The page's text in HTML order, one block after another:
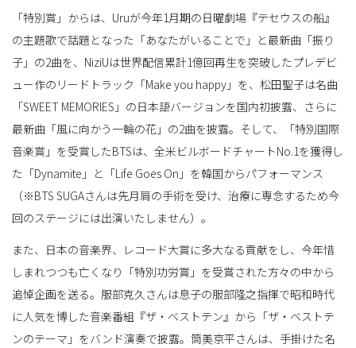
「特別賞」からは、Uruが今年1月期の日曜劇場『テセウスの船』
の主題歌で話題となった「あなたがいることで」と最新曲「振り
子」の2曲を、NiziUは世界配信累計1億回再生を突破したプレデビ
ュー作のリードトラック「Make you happy」を、松田聖子は名曲
「SWEET MEMORIES」の日本語バージョンを国内初披露、さらに
最新曲「風に向かう一輪の花」の2曲を披露。そして、「特別国際
音楽賞」を受賞したBTSは、全米ビルボードチャートNo.1を獲得し
た「Dynamite」と「Life Goes On」を韓国からパフォーマンス
（※BTS SUGAさんは先月肩の手術を受け、治療に専念するため今
回のステージには出演いたしません）。
また、日本の音楽界、レコード大賞に多大なる貢献をし、今年惜
しまれつつも亡くなり「特別功労賞」を受賞された方々の中から
追悼企画を送る。服部克久さんは息子の服部隆之指揮で昭和時代
に人気を博した音楽番組『ザ・ベストテン』から「ザ・ベストテ
ンのテーマ」をバンド演奏で披露。筒美京平さんは、手掛けた名